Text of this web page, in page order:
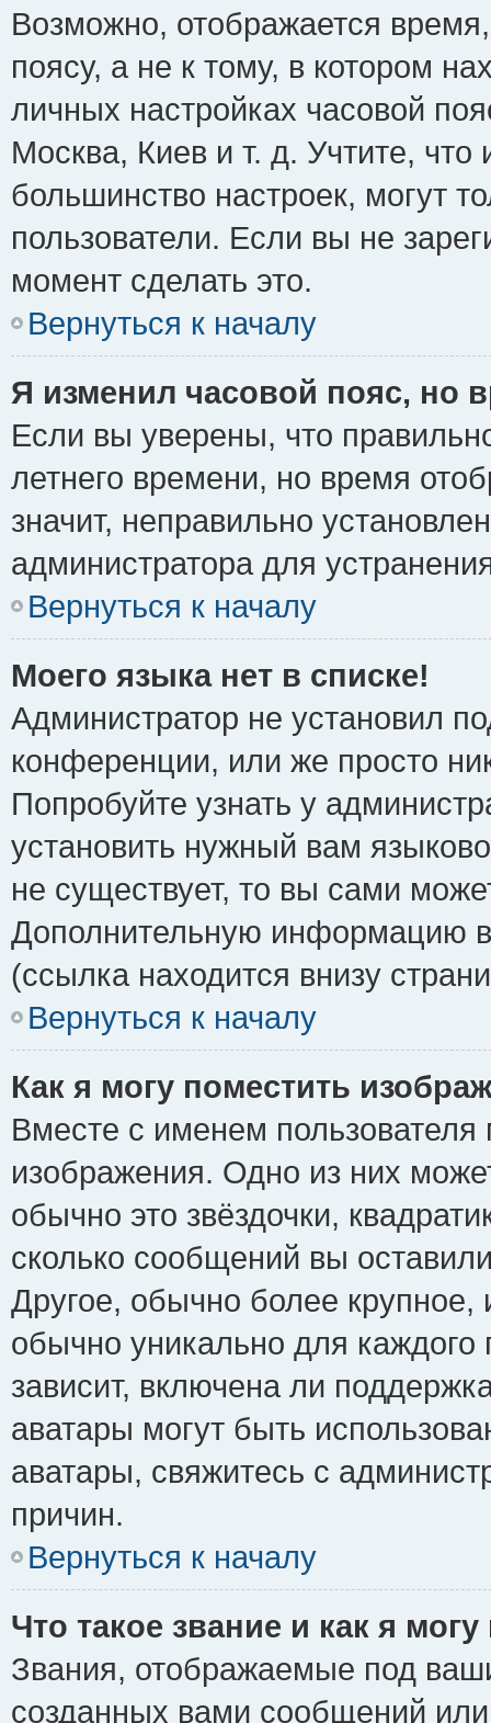
Возможно, отображается
поясу, а не к тому, в котором
личных настройках часовой
Москва, Киев и т. д. Учтите, что
большинство настроек, могут
пользователи. Если вы не
момент сделать это.
Вернуться к началу
Я изменил часовой пояс, но
Если вы уверены, что
летнего времени, но время
значит, неправильно
администратора для
Вернуться к началу
Моего языка нет в списке!
Администратор не установил
конференции, или же просто
Попробуйте узнать у
установить нужный вам
не существует, то вы сами
Дополнительную информацию
(ссылка находится внизу
Вернуться к началу
Как я могу поместить
Вместе с именем пользователя
изображения. Одно из них
обычно это звёздочки,
сколько сообщений вы
Другое, обычно более крупное,
обычно уникально для каждого
зависит, включена ли
аватары могут быть
аватары, свяжитесь с
причин.
Вернуться к началу
Что такое звание и как я
Звания, отображаемые под
созданных вами сообщений